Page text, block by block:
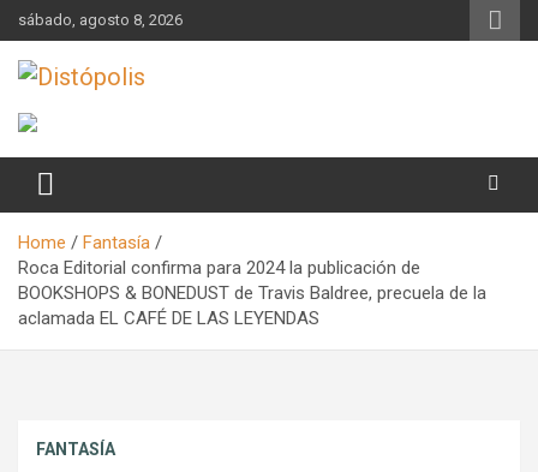
Skip
to
content
sábado, agosto 8, 2026
Distópolis
Home
Fantasía
Roca Editorial confirma para 2024 la publicación de
BOOKSHOPS & BONEDUST de Travis Baldree, precuela de la
aclamada EL CAFÉ DE LAS LEYENDAS
FANTASÍA